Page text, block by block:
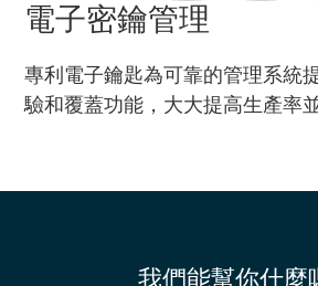
電子密鑰管理
專利電子鑰匙為可靠的管理系統
驗和覆蓋功能，大大提高生產率
我們能幫你什麼